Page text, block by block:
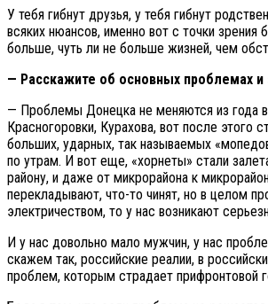
У тебя гибнут друзья, у тебя гибнут
всяких нюансов, именно вот с точки зрения
больше, чуть ли не больше жизней, чем
— Расскажите об основных проблемах
— Проблемы Донецка не меняются из года
Красногоровки, Курахова, вот после этого
больших, ударных, так называемых
по утрам. И вот еще, «хорнеты» стали
району, и даже от микрорайона к
перекладывают, что-то чинят, но в целом
электричеством, то у нас возникают
И у нас довольно мало мужчин, у нас
скажем так, российские реалии, в
проблем, которым страдает прифронтовой